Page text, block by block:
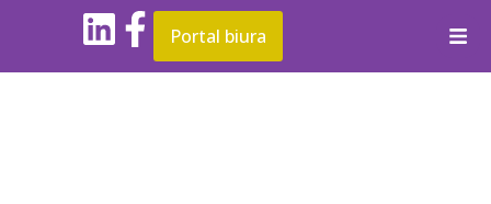
Portal biura